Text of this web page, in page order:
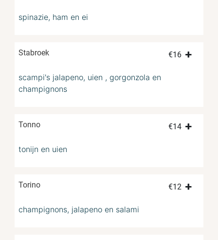
spinazie, ham en ei
Stabroek €16
scampi's jalapeno, uien , gorgonzola en
champignons
Tonno €14
tonijn en uien
Torino €12
champignons, jalapeno en salami